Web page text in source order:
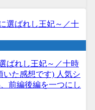
ばれし王妃～／十時
いた感想です) 人気シ
前編後編を一つにし